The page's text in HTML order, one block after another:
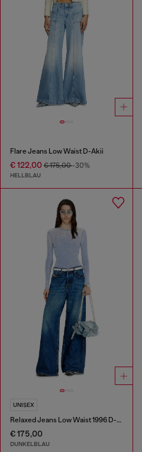
Flare Jeans Low Waist D-Akii
€ 122,00 € 175,00-30%
HELLBLAU
UNISEX
Relaxed Jeans Low Waist 1996 D-Sire
€ 175,00
DUNKELBLAU